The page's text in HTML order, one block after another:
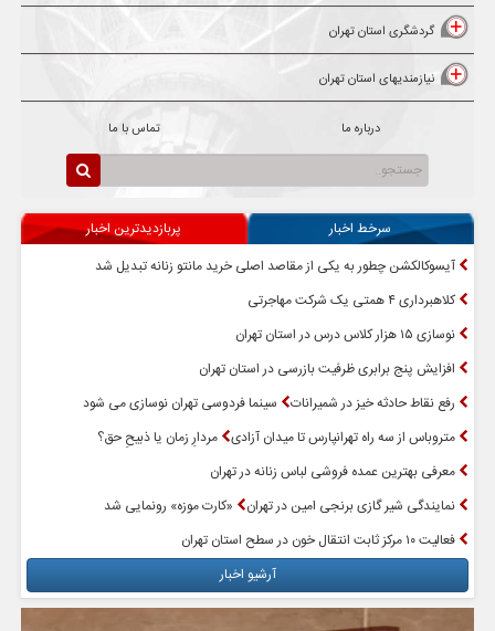
گردشگری استان تهران
نیازمندیهای استان تهران
درباره ما تماس با ما
سرخط اخبار
پربازدیدترین اخبار
آیسوکالکشن چطور به یکی از مقاصد اصلی خرید مانتو زنانه تبدیل شد
کلاهبرداری ۴ همتی یک شرکت مهاجرتی
نوسازی ۱۵ هزار کلاس درس در استان تهران
افزایش پنج برابری ظرفیت بازرسی در استان تهران
رفع نقاط حادثه خیز در شمیرانات
سینما فردوسی تهران نوسازی می شود
متروباس از سه راه تهرانپارس تا میدان آزادی مردارِ زمان یا ذبیحِ حق؟
معرفی بهترین عمده فروشی لباس زنانه در تهران
نمایندگی شیر گازی برنجی امین در تهران
«کارت موزه» رونمایی شد
فعالیت ۱۰ مرکز ثابت انتقال خون در سطح استان تهران
آرشیو اخبار